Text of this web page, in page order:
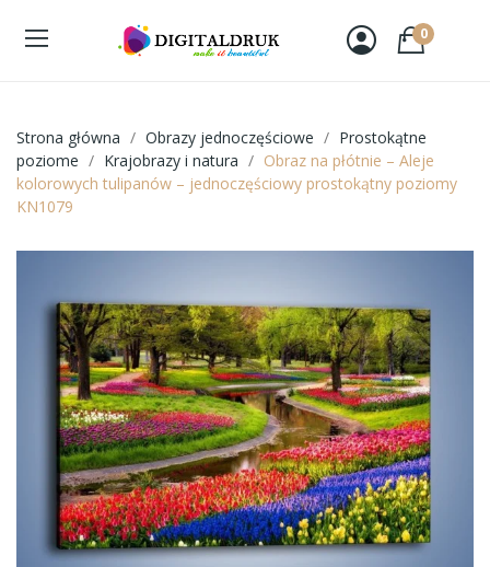
0
Strona główna Obrazy jednoczęściowe
Prostokątne
poziome
Krajobrazy i natura
Obraz na płótnie – Aleje
kolorowych tulipanów – jednoczęściowy prostokątny poziomy
KN1079